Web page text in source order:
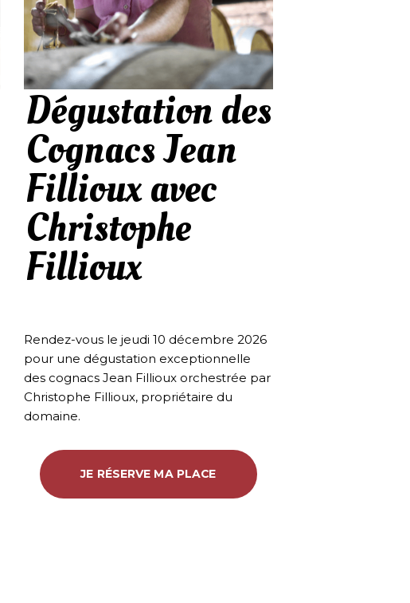
Dégustation des
Cognacs Jean
Fillioux avec
Christophe
Fillioux
Rendez-vous le jeudi 10 décembre 2026
pour une dégustation exceptionnelle
des cognacs Jean Fillioux orchestrée par
Christophe Fillioux, propriétaire du
domaine.
JE RÉSERVE MA PLACE